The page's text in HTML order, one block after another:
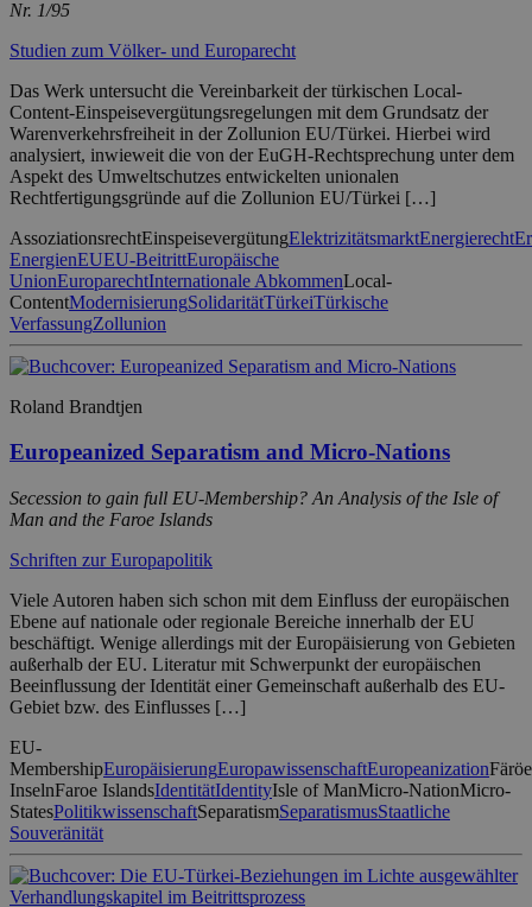
Nr. 1/95
Studien zum Völker- und Europarecht
Das Werk untersucht die Vereinbarkeit der türkischen Local-
Content-Einspeisevergütungsregelungen mit dem Grundsatz der
Warenverkehrsfreiheit in der Zollunion EU/Türkei. Hierbei wird
analysiert, inwieweit die von der EuGH-Rechtsprechung unter dem
Aspekt des Umweltschutzes entwickelten unionalen
Rechtfertigungsgründe auf die Zollunion EU/Türkei […]
AssoziationsrechtEinspeisevergütungElektrizitätsmarktEnergierecht
EnergienEUEU-BeitrittEuropäische
UnionEuroparechtInternationale AbkommenLocal-
ContentModernisierungSolidaritätTürkeiTürkische
VerfassungZollunion
Roland Brandtjen
Europeanized Separatism and Micro-Nations
Secession to gain full EU-Membership? An Analysis of the Isle of
Man and the Faroe Islands
Schriften zur Europapolitik
Viele Autoren haben sich schon mit dem Einfluss der europäischen
Ebene auf nationale oder regionale Bereiche innerhalb der EU
beschäftigt. Wenige allerdings mit der Europäisierung von Gebieten
außerhalb der EU. Literatur mit Schwerpunkt der europäischen
Beeinflussung der Identität einer Gemeinschaft außerhalb des EU-
Gebiet bzw. des Einflusses […]
EU-
MembershipEuropäisierungEuropawissenschaftEuropeanization
InselnFaroe IslandsIdentitätIdentityIsle of ManMicro-NationMicro-
StatesPolitikwissenschaftSeparatismSeparatismusStaatliche
Souveränität